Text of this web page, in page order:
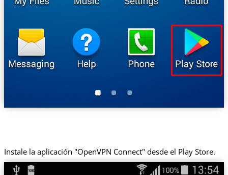
Instale la aplicación "OpenVPN Connect" desde el Play Store.